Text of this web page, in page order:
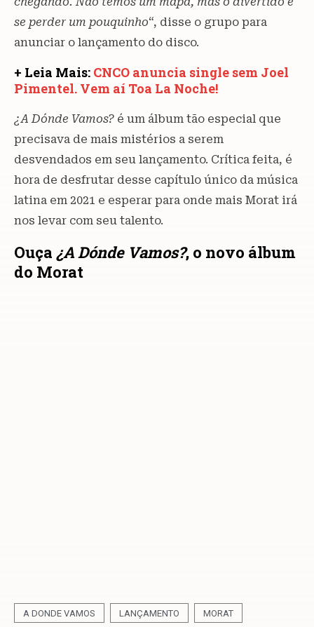
se perder um pouquinho“, disse o grupo para
anunciar o lançamento do disco.
+ Leia Mais: CNCO anuncia single sem Joel
Pimentel. Vem aí Toa La Noche!
¿A Dónde Vamos? é um álbum tão especial que
precisava de mais mistérios a serem
desvendados em seu lançamento. Crítica feita, é
hora de desfrutar desse capítulo único da música
latina em 2021 e esperar para onde mais Morat irá
nos levar com seu talento.
Ouça ¿A Dónde Vamos?, o novo álbum
do Morat
A DONDE VAMOS LANÇAMENTO MORAT